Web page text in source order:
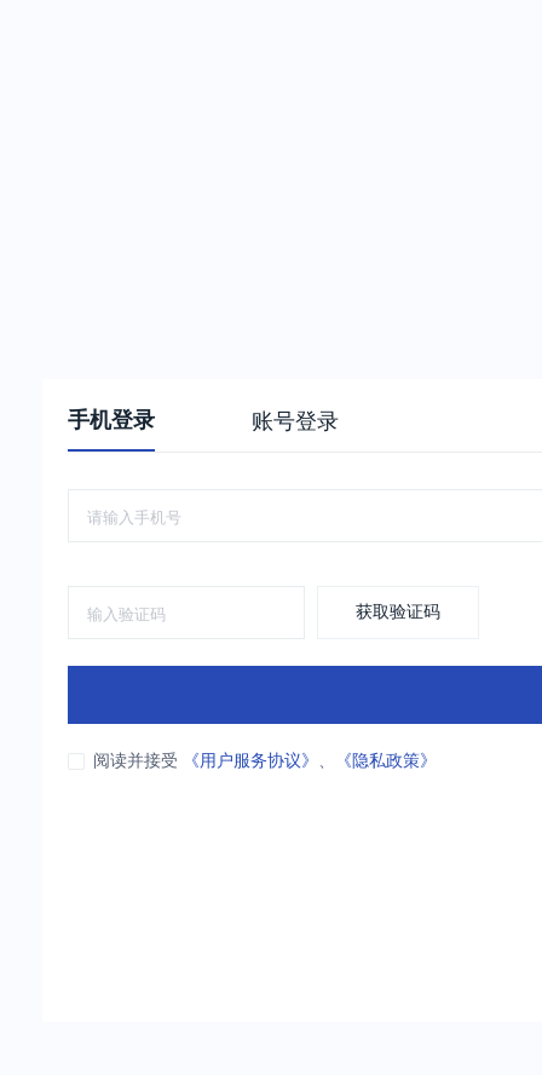
手机登录 账号登录
获取验证码
阅读并接受 《用户服务协议》 、 《隐私政策》